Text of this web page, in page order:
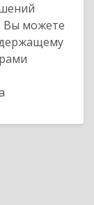
Вы можете